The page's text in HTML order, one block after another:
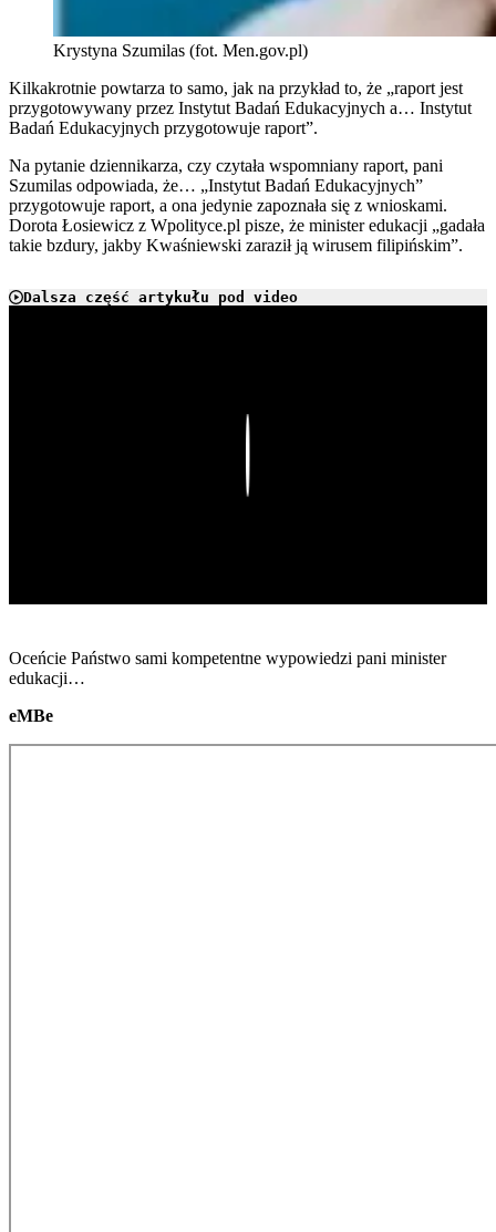
Krystyna Szumilas (fot. Men.gov.pl)
Kilkakrotnie powtarza to samo, jak na przykład to, że „raport jest
przygotowywany przez Instytut Badań Edukacyjnych a… Instytut
Badań Edukacyjnych przygotowuje raport”.
Na pytanie dziennikarza, czy czytała wspomniany raport, pani
Szumilas odpowiada, że… „Instytut Badań Edukacyjnych”
przygotowuje raport, a ona jedynie zapoznała się z wnioskami.
Dorota Łosiewicz z Wpolityce.pl pisze, że minister edukacji „gadała
takie bzdury, jakby Kwaśniewski zaraził ją wirusem filipińskim”.
Dalsza część artykułu pod video
Oceńcie Państwo sami kompetentne wypowiedzi pani minister
edukacji…
eMBe